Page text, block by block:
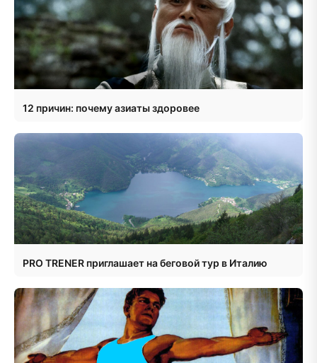
12 причин: почему азиаты здоровее
PRO TRENER приглашает на беговой тур в Италию